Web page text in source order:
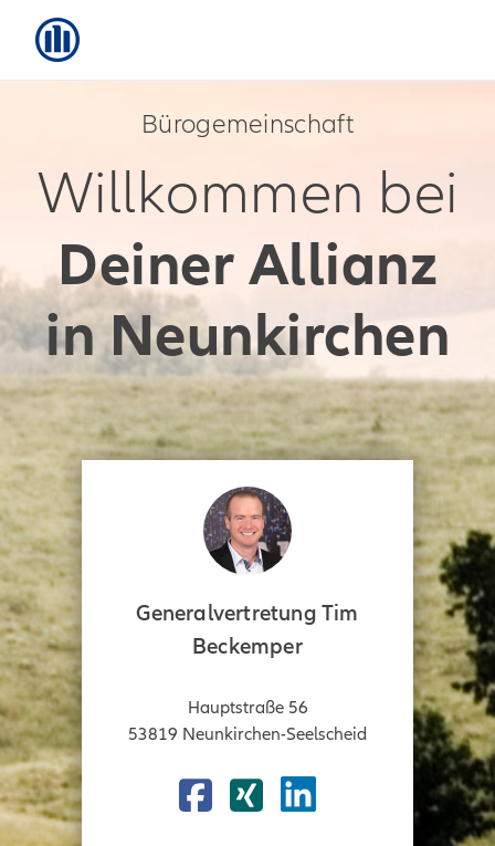
Bürogemeinschaft
Willkommen bei
Deiner Allianz
in Neunkirchen
Generalvertretung Tim
Beckemper
Hauptstraße 56
53819 Neunkirchen-Seelscheid
Facebook
Xing